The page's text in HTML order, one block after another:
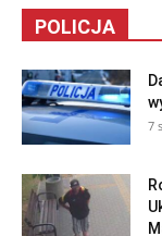
POLICJA
7